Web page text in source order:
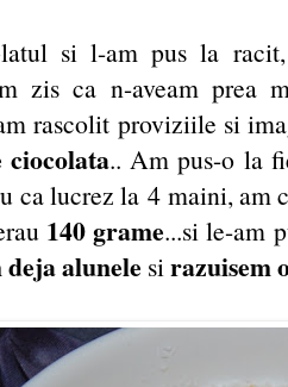
si l-am pus la
zis ca n-aveam prea
rascolit proviziile si
ciocolata.. Am pus-o la
ca lucrez la 4 maini, am
140 grame...si le-am
deja alunele sirazuisem